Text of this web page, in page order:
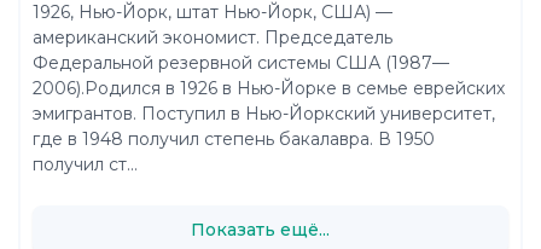
1926, Нью-Йорк, штат Нью-Йорк, США) —
американский экономист. Председатель
Федеральной резервной системы США (1987—
2006).Родился в 1926 в Нью-Йорке в семье еврейских
эмигрантов. Поступил в Нью-Йоркский университет,
где в 1948 получил степень бакалавра. В 1950
получил ст...
Показать ещё...